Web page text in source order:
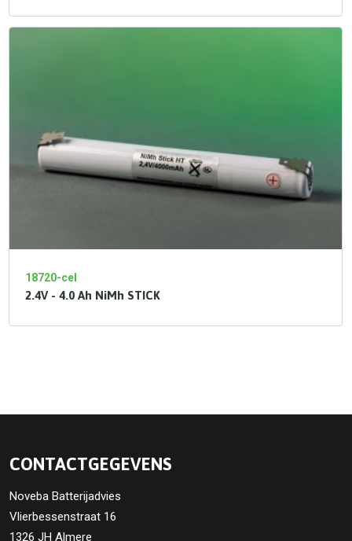
18720-cel
2.4V - 4.0 Ah NiMh STICK
CONTACTGEGEVENS
Noveba Batterijadvies
Vlierbessenstraat 16
1326 JH Almere